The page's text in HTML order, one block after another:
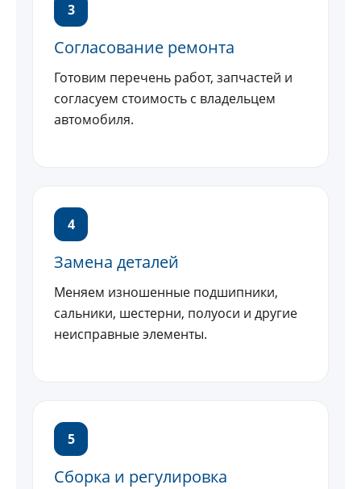
3
Согласование ремонта
Готовим перечень работ, запчастей и
согласуем стоимость с владельцем
автомобиля.
4
Замена деталей
Меняем изношенные подшипники,
сальники, шестерни, полуоси и другие
неисправные элементы.
5
Сборка и регулировка